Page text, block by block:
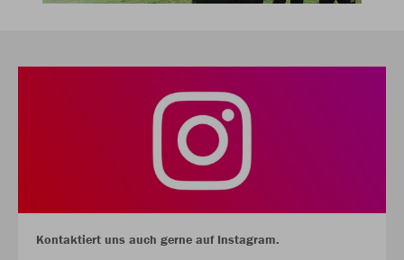
Kontaktiert uns auch gerne auf Instagram.